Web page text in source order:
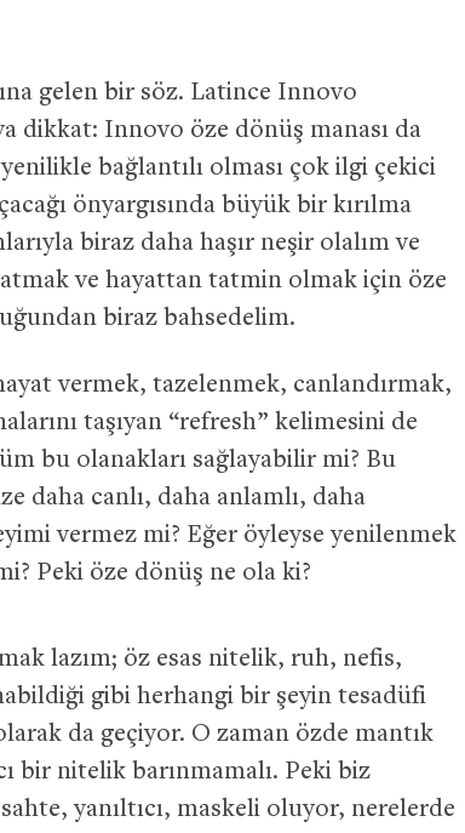
gelen bir söz. Latince Innovo
dikkat: Innovo öze dönüş manası da
bağlantılı olması çok ilgi çekici
önyargısında büyük bir kırılma
biraz daha haşır neşir olalım ve
ve hayattan tatmin olmak için öze
biraz bahsedelim.
vermek, tazelenmek, canlandırmak,
taşıyan “refresh” kelimesini de
bu olanakları sağlayabilir mi? Bu
daha canlı, daha anlamlı, daha
vermez mi? Eğer öyleyse yenilenmek
Peki öze dönüş ne ola ki?
lazım; öz esas nitelik, ruh, nefis,
gibi herhangi bir şeyin tesadüfi
da geçiyor. O zaman özde mantık
bir nitelik barınmamalı. Peki biz
yanıltıcı, maskeli oluyor, nerelerde